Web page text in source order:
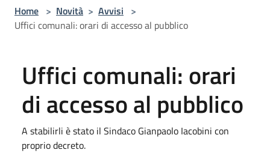
Home > Novità > Avvisi >
Uffici comunali: orari di accesso al pubblico
Uffici comunali: orari
di accesso al pubblico
A stabilirli è stato il Sindaco Gianpaolo Iacobini con
proprio decreto.